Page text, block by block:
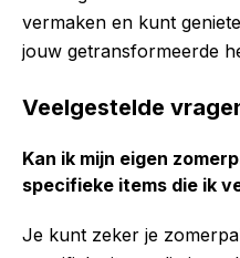
vermaken en kunt
jouw getransformeerde
Veelgestelde
Kan ik mijn eigen
specifieke items die ik
Je kunt zeker je